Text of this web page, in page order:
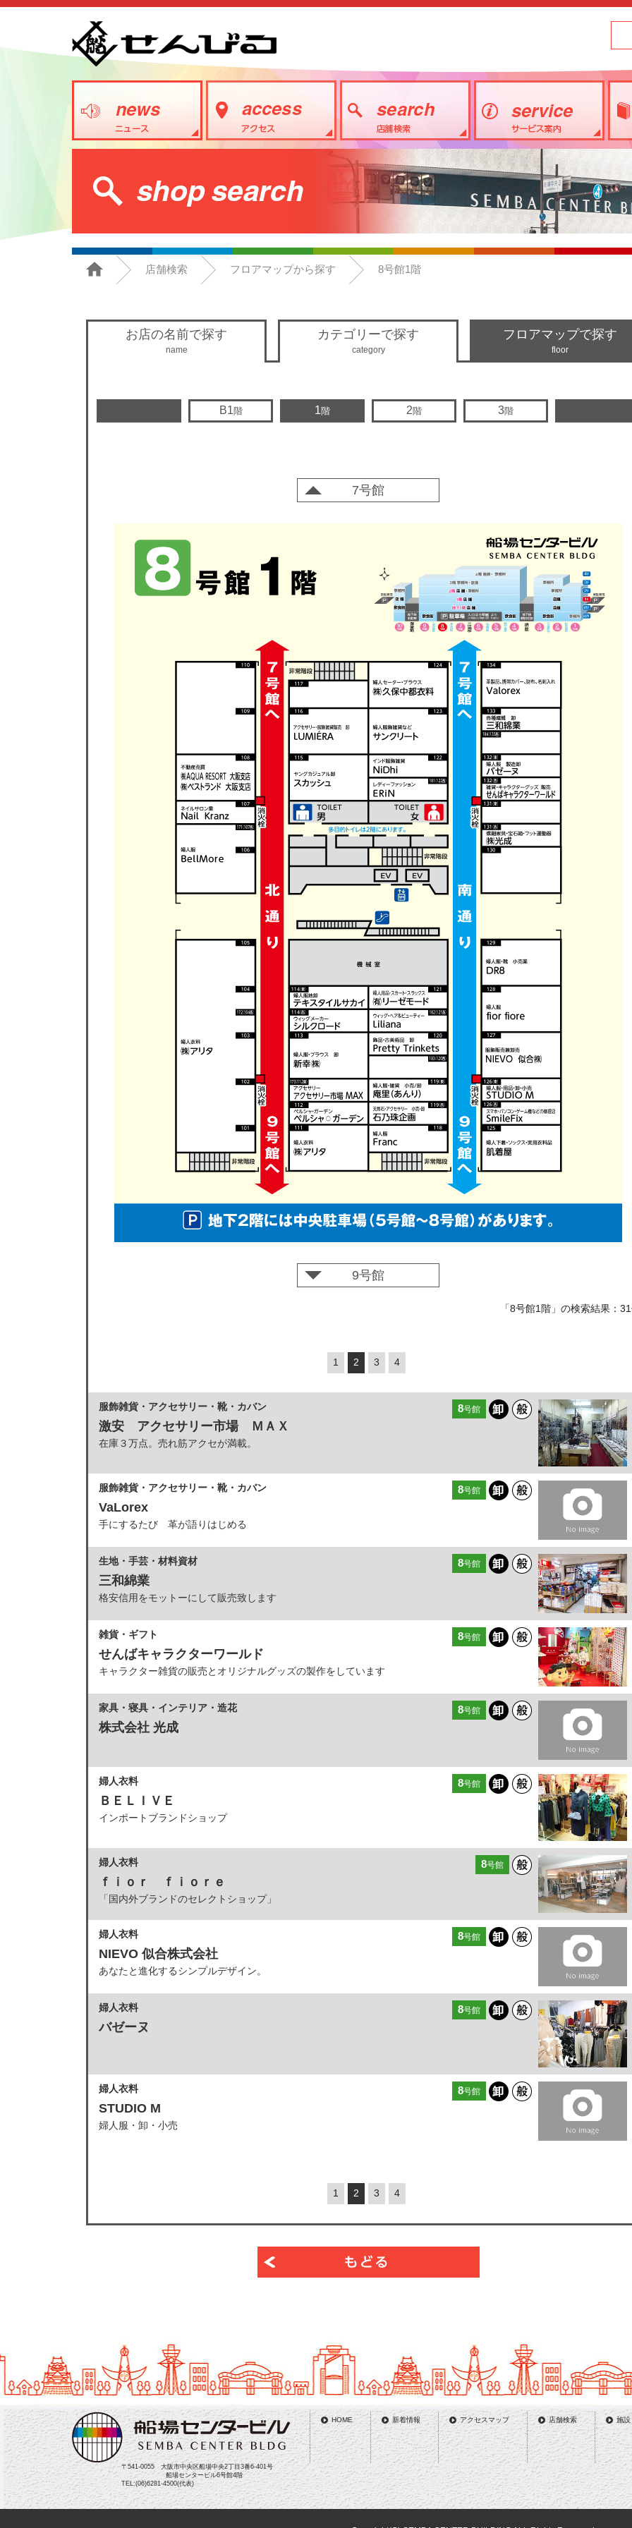
店舗検索 フロアマップから探す 8号館1階
お店の名前で探す
name
カテゴリーで探す
category
フロアマップで探す
floor
B1階 1階 2階 3階
7号館
9号館
「8号館1階」の検索結果：
1 2 3 4
服飾雑貨・アクセサリー・靴・カバン
激安 アクセサリー市場 ＭＡＸ
在庫３万点。売れ筋アクセが満載。
8号館
服飾雑貨・アクセサリー・靴・カバン
VaLorex
手にするたび 革が語りはじめる
8号館
生地・手芸・材料資材
三和綿業
格安信用をモットーにして販売致します
8号館
雑貨・ギフト
せんばキャラクターワールド
キャラクター雑貨の販売とオリジナルグッズの製作をしています
8号館
家具・寝具・インテリア・造花
株式会社 光成
8号館
婦人衣料
ＢＥＬＩＶＥ
インポートブランドショップ
8号館
婦人衣料
ｆｉｏｒ ｆｉｏｒｅ
「国内外ブランドのセレクトショップ」
8号館
婦人衣料
NIEVO 似合株式会社
あなたと進化するシンプルデザイン。
8号館
婦人衣料
バゼーヌ
8号館
婦人衣料
STUDIO M
婦人服・卸・小売
8号館
1 2 3 4
〒541-0055 大阪市中央区船場中央2丁目3番6-401号
船場センタービル6号館4階
TEL:(06)6281-4500(代表)
HOME 新着情報 アクセスマップ 店舗検索 施設